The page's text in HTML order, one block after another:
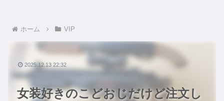
ホーム VIP
女装好きのこどおじだけど注文し
2025.12.13 22:32